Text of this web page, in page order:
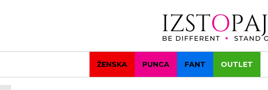
ŽENSKA PUNCA FANT OUTLET